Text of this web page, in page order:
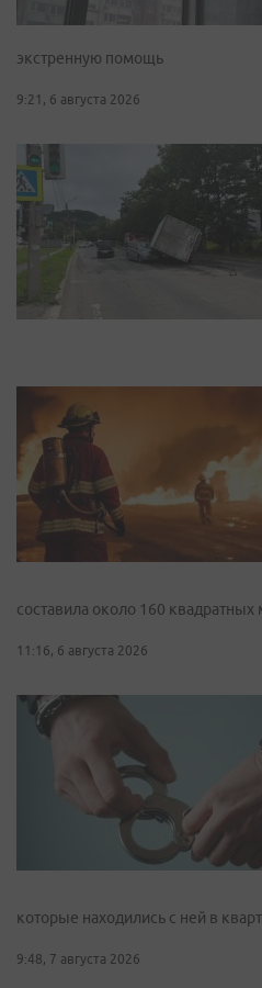
экстренную помощь
9:21, 6 августа 2026
составила около 160 квадратных
11:16, 6 августа 2026
которые находились с ней в
9:48, 7 августа 2026